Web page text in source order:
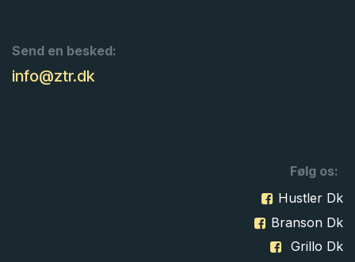
Send en besked:
info@ztr.dk
Følg os:
Hustler Dk
Branson Dk
Grillo Dk